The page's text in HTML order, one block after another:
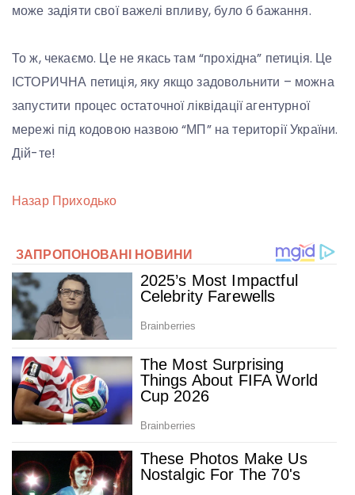
може задіяти свої важелі впливу, було б бажання.
То ж, чекаємо. Це не якась там “прохідна” петиція. Це
ІСТОРИЧНА петиція, яку якщо задовольнити – можна
запустити процес остаточної ліквідації агентурної
мережі під кодовою назвою “МП” на території України.
Дій-те!
Назар Приходько